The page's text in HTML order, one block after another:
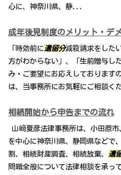
心に、神奈川県、静...
成年後見制度のメリット・デ
「時効前に遺留分減殺請求をした
方がわからない」、「生前贈与し
み・ご要望にお応えしております
は、当事務所にお気軽にご相談くだ
相続開始から申告までの流れ
山﨑夏彦法律事務所は、小田原
を中心に神奈川県、静岡県などで
割、相続財産調査、相続放棄、 遺
問題全般について法律相談を承っ